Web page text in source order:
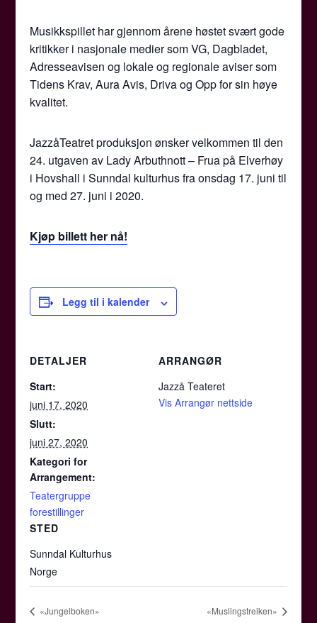
Musikkspillet har gjennom årene høstet svært gode
kritikker i nasjonale medier som VG, Dagbladet,
Adresseavisen og lokale og regionale aviser som
Tidens Krav, Aura Avis, Driva og Opp for sin høye
kvalitet.
JazzåTeatret produksjon ønsker velkommen til den
24. utgaven av Lady Arbuthnott – Frua på Elverhøy
i Hovshall i Sunndal kulturhus fra onsdag 17. juni til
og med 27. juni i 2020.
Kjøp billett her nå!
Legg til i kalender
DETALJER
Start:
juni 17, 2020
Slutt:
juni 27, 2020
Kategori for
Arrangement:
Teatergruppe
forestillinger
STED
Sunndal Kulturhus
Norge
ARRANGØR
Jazzå Teateret
Vis Arrangør nettside
«Jungelboken» «Muslingstreiken»